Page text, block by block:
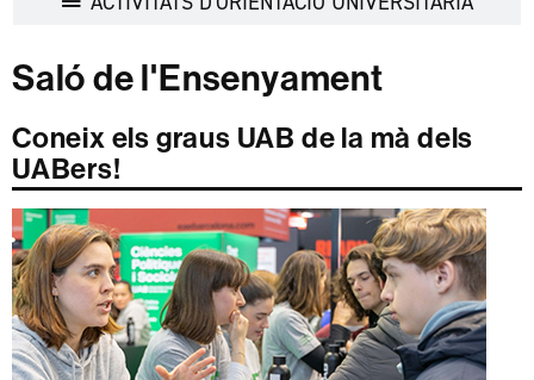
Saló de l'Ensenyament
Coneix els graus UAB de la mà dels
UABers!